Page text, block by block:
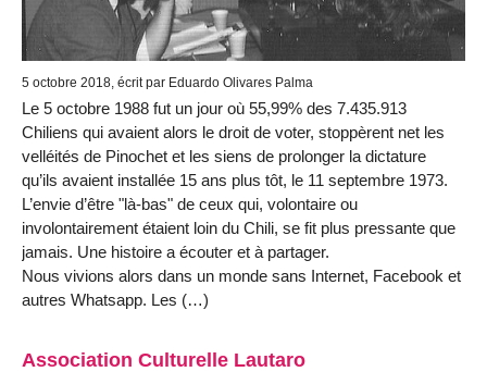
5 octobre 2018, écrit par Eduardo Olivares Palma
Le 5 octobre 1988 fut un jour où 55,99% des 7.435.913
Chiliens qui avaient alors le droit de voter, stoppèrent net les
velléités de Pinochet et les siens de prolonger la dictature
qu’ils avaient installée 15 ans plus tôt, le 11 septembre 1973.
L’envie d’être "là-bas" de ceux qui, volontaire ou
involontairement étaient loin du Chili, se fit plus pressante que
jamais. Une histoire a écouter et à partager.
Nous vivions alors dans un monde sans Internet, Facebook et
autres Whatsapp. Les (…)
Association Culturelle Lautaro